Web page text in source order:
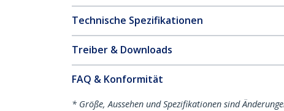
Technische Spezifikationen
Treiber & Downloads
FAQ & Konformität
* Größe, Aussehen und Spezifikationen sind